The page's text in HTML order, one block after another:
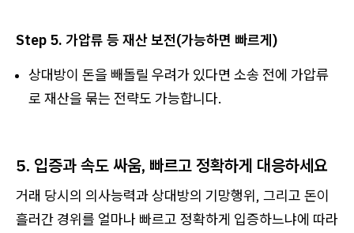
Step 5. 가압류 등 재산 보전(가능하면 빠르게)
상대방이 돈을 빼돌릴 우려가 있다면 소송 전에 가압류
로 재산을 묶는 전략도 가능합니다.
5. 입증과 속도 싸움, 빠르고 정확하게 대응하세요
거래 당시의 의사능력과 상대방의 기망행위, 그리고 돈이
흘러간 경위를 얼마나 빠르고 정확하게 입증하느냐에 따라